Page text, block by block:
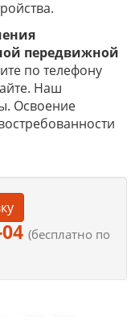
передвижной
по телефону
Наш
Освоение
(бесплатно по